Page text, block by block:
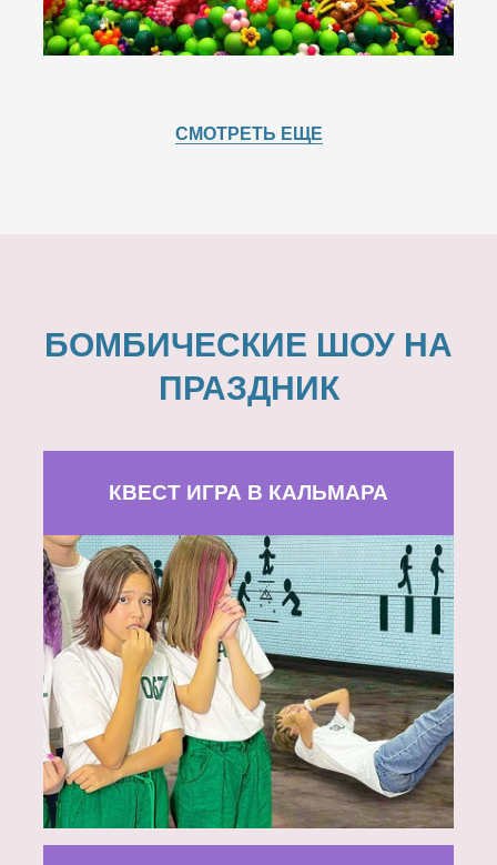
СМОТРЕТЬ ЕЩЕ
БОМБИЧЕСКИЕ ШОУ НА
ПРАЗДНИК
КВЕСТ ИГРА В КАЛЬМАРА